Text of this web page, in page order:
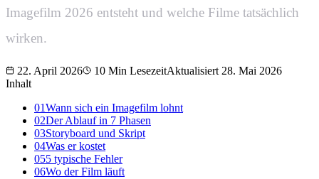
Imagefilm 2026 entsteht und welche Filme tatsächlich
wirken.
22. April 2026 10 Min LesezeitAktualisiert 28. Mai 2026
Inhalt
01Wann sich ein Imagefilm lohnt
02Der Ablauf in 7 Phasen
03Storyboard und Skript
04Was er kostet
055 typische Fehler
06Wo der Film läuft